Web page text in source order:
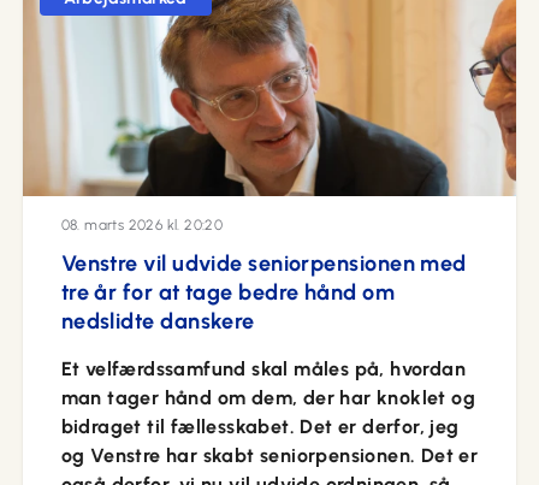
08. marts 2026 kl. 20:20
Venstre vil udvide seniorpensionen med
tre år for at tage bedre hånd om
nedslidte danskere
Et velfærdssamfund skal måles på, hvordan
man tager hånd om dem, der har knoklet og
bidraget til fællesskabet. Det er derfor, jeg
og Venstre har skabt seniorpensionen. Det er